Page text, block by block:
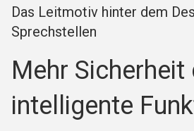
Das Leitmotiv hinter dem
Sprechstellen
Mehr Sicherheit
intelligente